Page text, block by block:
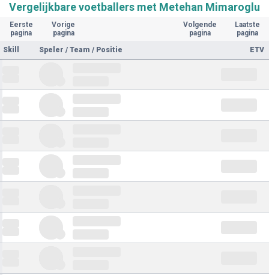
Vergelijkbare voetballers met Metehan Mimaroglu
Eerste
pagina
Vorige
pagina
Volgende
pagina
Laatste
pagina
Skill
Speler / Team / Positie ETV